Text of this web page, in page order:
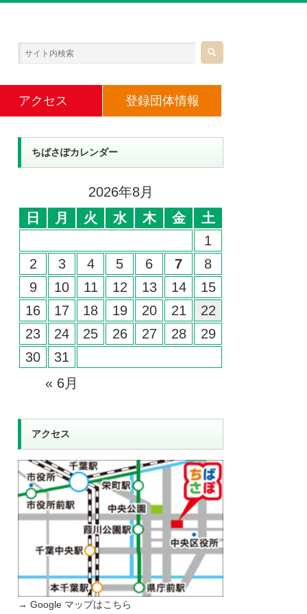
アクセス 登録団体情報
ちばさぽカレンダー
2026年8月
日
月 火 水 木 金 土
« 6月
1
2
3 4 5 6 7
8
9
10 11 12 13 14
15
16
17 18 19 20 21
22
23
24 25 26 27 28
29
30
31
アクセス
→ Google マップはこちら